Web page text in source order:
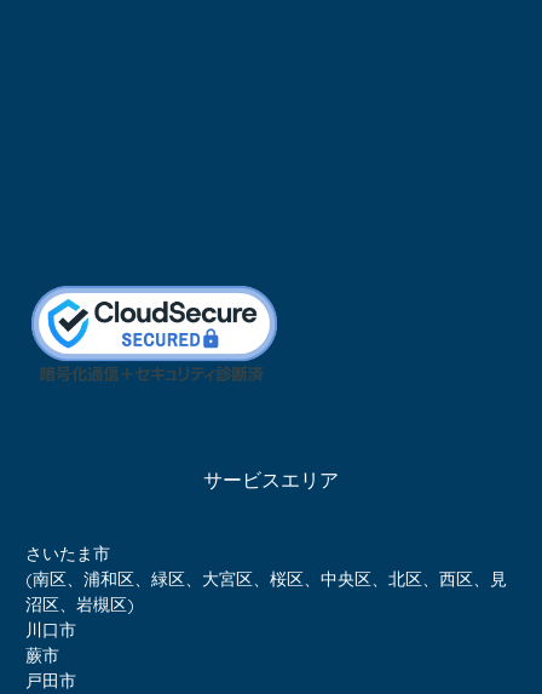
サービスエリア
さいたま市
(南区、浦和区、緑区、大宮区、桜区、中央区、北区、西区、見
沼区、岩槻区)
川口市
蕨市
戸田市